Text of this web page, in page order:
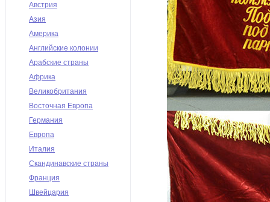
Австрия
Азия
Америка
Английские колонии
Арабские страны
Африка
Великобритания
Восточная Европа
Германия
Европа
Италия
Скандинавские страны
Франция
Швейцария